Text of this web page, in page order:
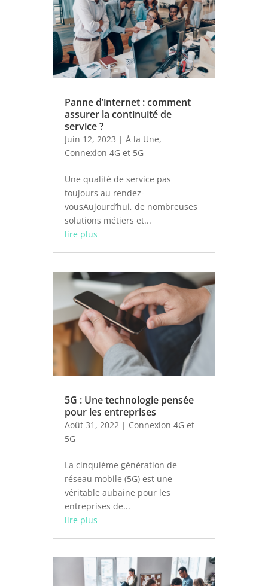
Panne d’internet : comment
assurer la continuité de
service ?
Juin 12, 2023 | À la Une,
Connexion 4G et 5G
Une qualité de service pas
toujours au rendez-
vousAujourd’hui, de nombreuses
solutions métiers et...
lire plus
5G : Une technologie pensée
pour les entreprises
Août 31, 2022| Connexion 4G et
5G
La cinquième génération de
réseau mobile (5G) est une
véritable aubaine pour les
entreprises de...
lire plus